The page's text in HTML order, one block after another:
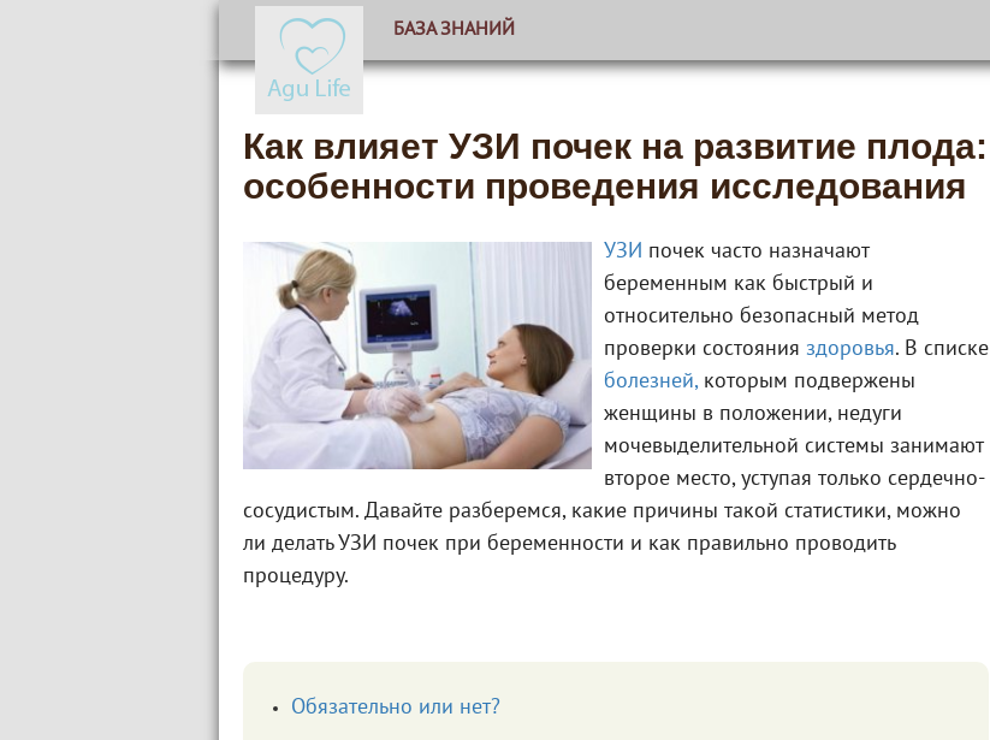
БАЗА ЗНАНИЙ
Как влияет УЗИ почек на развитие плода:
особенности проведения исследования
УЗИ почек часто назначают
беременным как быстрый и
относительно безопасный метод
проверки состояния здоровья. В списке
болезней,которым подвержены
женщины в положении, недуги
мочевыделительной системы занимают
второе место, уступая только сердечно-
сосудистым. Давайте разберемся, какие причины такой статистики, можно
ли делать УЗИ почек при беременности и как правильно проводить
процедуру.
Обязательно или нет?